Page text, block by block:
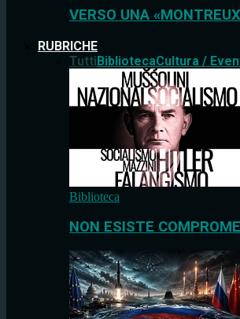
VERSO UNA
RUBRICHE
TuttiBibliotecaCultura /
Biblioteca
NON ESISTE